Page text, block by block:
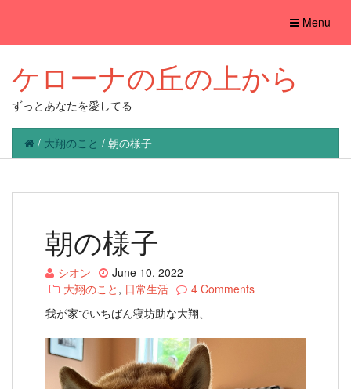
Toggle
Menu
ケローナの丘の上から
ずっとあなたを愛してる
/ 大翔のこと / 朝の様子
朝の様子
シオン
June 10, 2022
大翔のこと , 日常生活
4 Comments
我が家でいちばん寝坊助な大翔、